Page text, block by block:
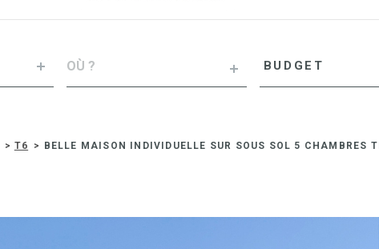
BUDGET
T6 BELLE MAISON INDIVIDUELLE SUR SOUS SOL 5 CHAMBRES